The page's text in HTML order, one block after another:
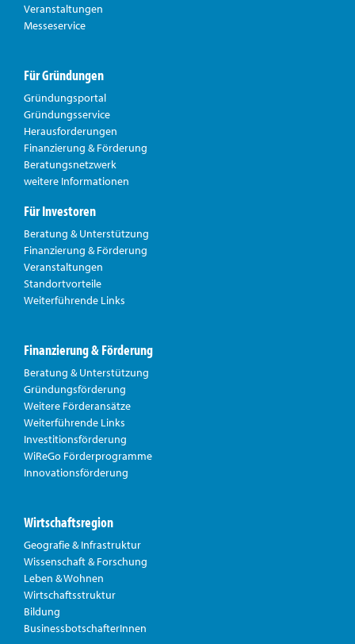
Veranstaltungen
Messeservice
Für Gründungen
Gründungsportal
Gründungsservice
Herausforderungen
Finanzierung & Förderung
Beratungsnetzwerk
weitere Informationen
Für Investoren
Beratung & Unterstützung
Finanzierung & Förderung
Veranstaltungen
Standortvorteile
Weiterführende Links
Finanzierung & Förderung
Beratung & Unterstützung
Gründungsförderung
Weitere Förderansätze
Weiterführende Links
Investitionsförderung
WiReGo Förderprogramme
Innovationsförderung
Wirtschaftsregion
Geografie & Infrastruktur
Wissenschaft & Forschung
Leben & Wohnen
Wirtschaftsstruktur
Bildung
BusinessbotschafterInnen